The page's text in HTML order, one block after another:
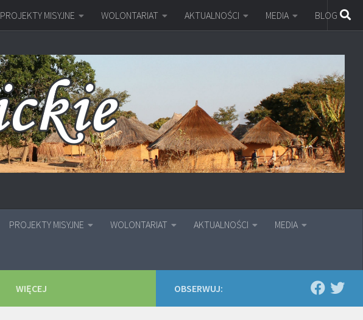
PROJEKTY MISYJNE WOLONTARIAT AKTUALNOŚCI MEDIA BLOG
PROJEKTY MISYJNE WOLONTARIAT AKTUALNOŚCI MEDIA
OBSERWUJ:
WIĘCEJ